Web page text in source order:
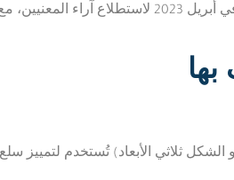
قانوني واحد. وقد نُشر مسوَّدة هذا النظام في منصة
بها
الشكل ثلاثي الأبعاد) تُستخدم